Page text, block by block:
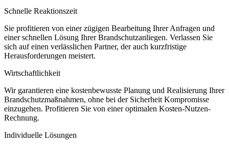
Schnelle Reaktionszeit
Sie profitieren von einer zügigen Bearbeitung Ihrer Anfragen und
einer schnellen Lösung Ihrer Brandschutzanliegen. Verlassen Sie
sich auf einen verlässlichen Partner, der auch kurzfristige
Herausforderungen meistert.
Wirtschaftlichkeit
Wir garantieren eine kostenbewusste Planung und Realisierung Ihrer
Brandschutzmaßnahmen, ohne bei der Sicherheit Kompromisse
einzugehen. Profitieren Sie von einer optimalen Kosten-Nutzen-
Rechnung.
Individuelle Lösungen